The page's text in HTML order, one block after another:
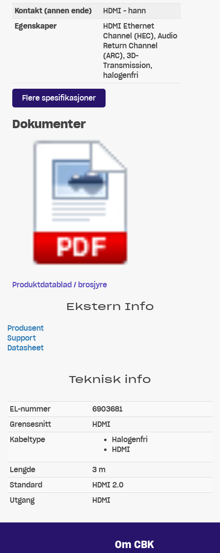
Kontakt (annen ende)
HDMI - hann
Egenskaper
HDMI Ethernet
Channel (HEC), Audio
Return Channel
(ARC), 3D-
Transmission,
halogenfri
Flere spesifikasjoner
Dokumenter
Produktdatablad / brosjyre
Ekstern Info
Produsent
Support
Datasheet
Teknisk info
EL-nummer
6903681
Grensesnitt
HDMI
Kabeltype
Halogenfri
HDMI
Lengde
3 m
Standard
HDMI 2.0
Utgang
HDMI
Om CBK